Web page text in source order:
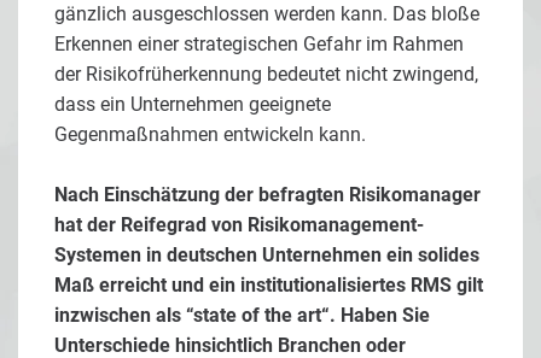
gänzlich ausgeschlossen werden kann. Das bloße
Erkennen einer strategischen Gefahr im Rahmen
der Risikofrüherkennung bedeutet nicht zwingend,
dass ein Unternehmen geeignete
Gegenmaßnahmen entwickeln kann.
Nach Einschätzung der befragten Risikomanager
hat der Reifegrad von Risikomanagement-
Systemen in deutschen Unternehmen ein solides
Maß erreicht und ein institutionalisiertes RMS gilt
inzwischen als “state of the art“. Haben Sie
Unterschiede hinsichtlich Branchen oder